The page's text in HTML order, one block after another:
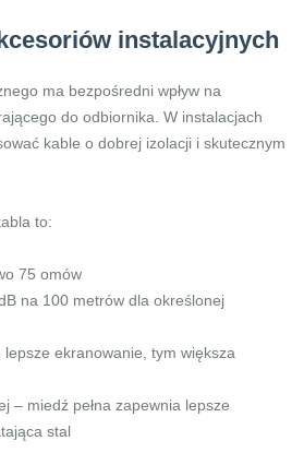
instalacyjnych
ma bezpośredni wpływ na
do odbiornika. W instalacjach
kable o dobrej izolacji i skutecznym
to:
75 omów
na 100 metrów dla określonej
ekranowanie, tym większa
– miedź pełna zapewnia lepsze
stal